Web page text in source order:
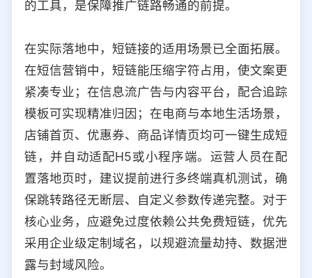
的工具，是保障推广链路畅通的前提。
在实际落地中，短链接的适用场景已全面拓展。
在短信营销中，短链能压缩字符占用，使文案更
紧凑专业；在信息流广告与内容平台，配合追踪
模板可实现精准归因；在电商与本地生活场景，
店铺首页、优惠券、商品详情页均可一键生成短
链，并自动适配H5或小程序端。运营人员在配
置落地页时，建议提前进行多终端真机测试，确
保跳转路径无断层、自定义参数传递完整。对于
核心业务，应避免过度依赖公共免费短链，优先
采用企业级定制域名，以规避流量劫持、数据泄
露与封域风险。